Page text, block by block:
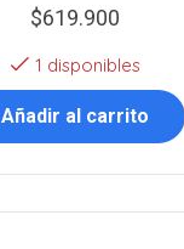
$619.900
1 disponibles
Añadir al carrito